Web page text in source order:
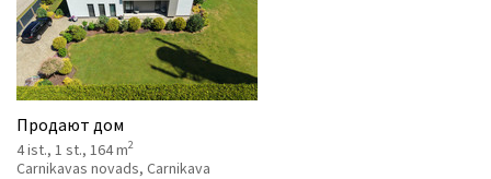
Продают дом
4 ist., 1 st., 164 m2
Carnikavas novads, Carnikava